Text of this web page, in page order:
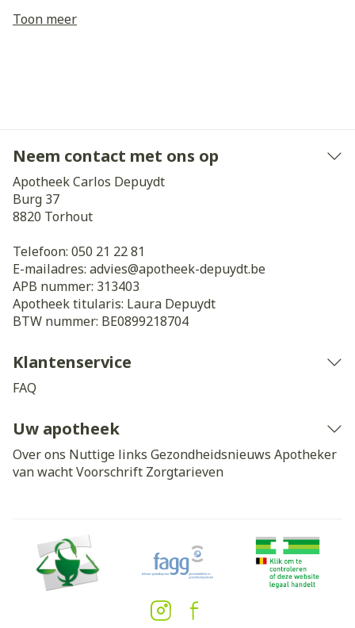
Toon meer
Neem contact met ons op
Apotheek Carlos Depuydt
Burg 37
8820 Torhout
Telefoon: 050 21 22 81
E-mailadres: advies@apotheek-depuydt.be
APB nummer: 313403
Apotheek titularis: Laura Depuydt
BTW nummer: BE0899218704
Klantenservice
FAQ
Uw apotheek
Over ons Nuttige links Gezondheidsnieuws Apotheker
van wachtVoorschrift Zorgtarieven